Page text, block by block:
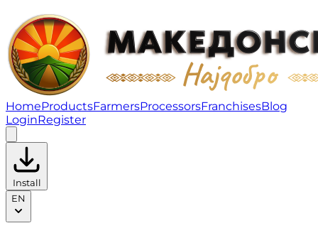
Подружница РЕПТИЛ бр.13 Скопје | Franchises
HomeProductsFarmersProcessorsFranchisesBlog
LoginRegister
Install
EN